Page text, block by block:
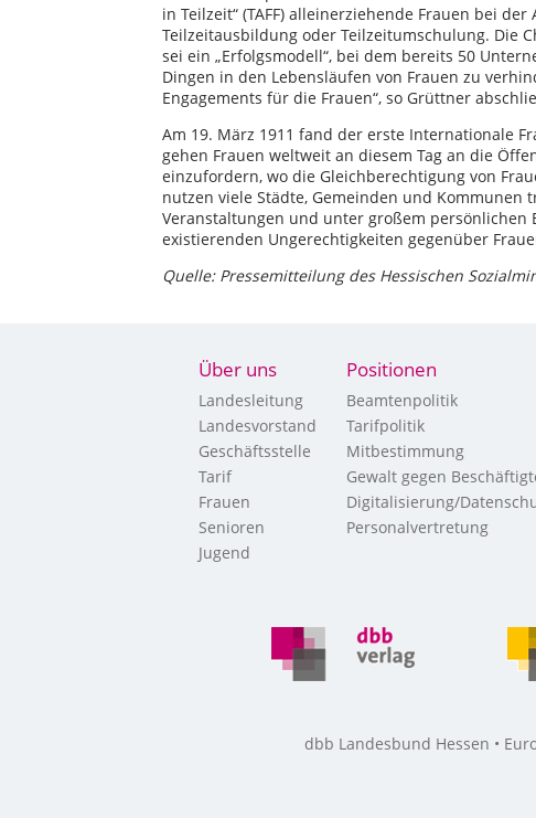
in Teilzeit“ (TAFF) alleinerziehende Frauen bei
Teilzeitausbildung oder Teilzeitumschulung. Die
sei ein „Erfolgsmodell“, bei dem bereits 50
Dingen in den Lebensläufen von Frauen zu
Engagements für die Frauen“, so Grüttner
Am 19. März 1911 fand der erste Internationale
gehen Frauen weltweit an diesem Tag an die
einzufordern, wo die Gleichberechtigung von
nutzen viele Städte, Gemeinden und
Veranstaltungen und unter großem
existierenden Ungerechtigkeiten gegenüber
Quelle: Pressemitteilung des Hessischen
Über uns
Landesleitung
Landesvorstand
Geschäftsstelle
Tarif
Frauen
Senioren
Jugend
Positionen
Beamtenpolitik
Tarifpolitik
Mitbestimmung
Gewalt gegen
Digitalisierung/
Personalvertretung
dbb Landesbund Hessen •